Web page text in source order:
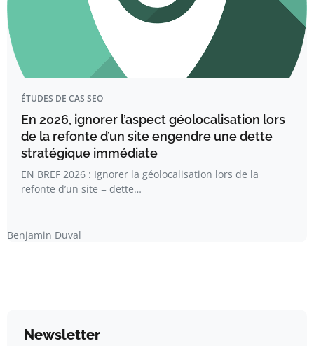
ÉTUDES DE CAS SEO
En 2026, ignorer l’aspect géolocalisation lors
de la refonte d’un site engendre une dette
stratégique immédiate
EN BREF 2026 : Ignorer la géolocalisation lors de la
refonte d’un site = dette…
Benjamin Duval
Newsletter